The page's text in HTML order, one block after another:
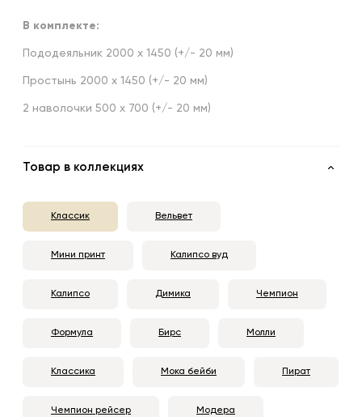
В комплекте:
Пододеяльник 2000 х 1450 (+/- 20 мм)
Простынь 2000 х 1450 (+/- 20 мм)
2 наволочки 500 х 700 (+/- 20 мм)
Товар в коллекциях
Классик Вельвет
Мини принт Калипсо вуд
Калипсо Димика Чемпион
Формула Бирс Молли
Классика Мока бейби Пират
Чемпион рейсер Модера